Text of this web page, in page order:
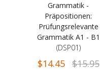
Grammatik -
Präpositionen:
Prüfungsrelevante
Grammatik A1 - B1
(DSP01)
$14.45 $15.95